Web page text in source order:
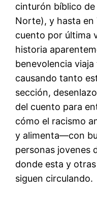
cinturón bíblico de
Norte), y hasta en
cuento por última
historia
benevolencia
causando tanto
sección,
del cuento para
cómo el racismo
y alimenta—con
personas jovenes
donde esta y
siguen circulando.